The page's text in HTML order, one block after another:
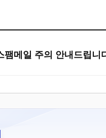
팸메일 주의 안내드립니